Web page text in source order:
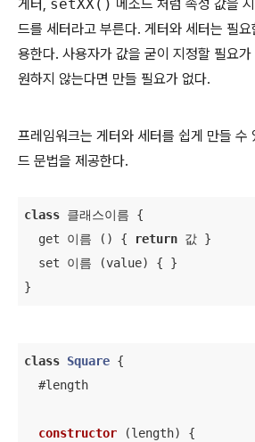
게터, setXX() 메소드 처럼 속성 값을
드를 세터라고 부른다. 게터와 세터는 필
용한다. 사용자가 값을 굳이 지정할 필요
원하지 않는다면 만들 필요가 없다.
프레임워크는 게터와 세터를 쉽게 만들 수
드 문법을 제공한다.
class 클래스이름 {
  get 이름 () {
return 값 }
  set 이름 (value) { }
}
class Square {
  #length
constructor (length) {